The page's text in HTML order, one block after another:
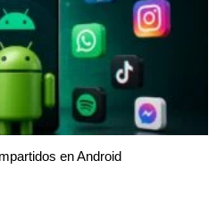
en Android